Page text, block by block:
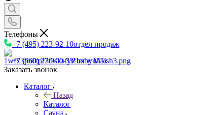
Телефоны
+7 (495) 223-92-10отдел продаж
+7 (960) 230-00-33Чат в Max
Заказать звонок
Каталог
Назад
Каталог
Сауна